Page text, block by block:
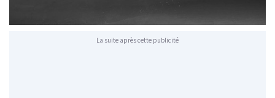
La suite après cette publicité